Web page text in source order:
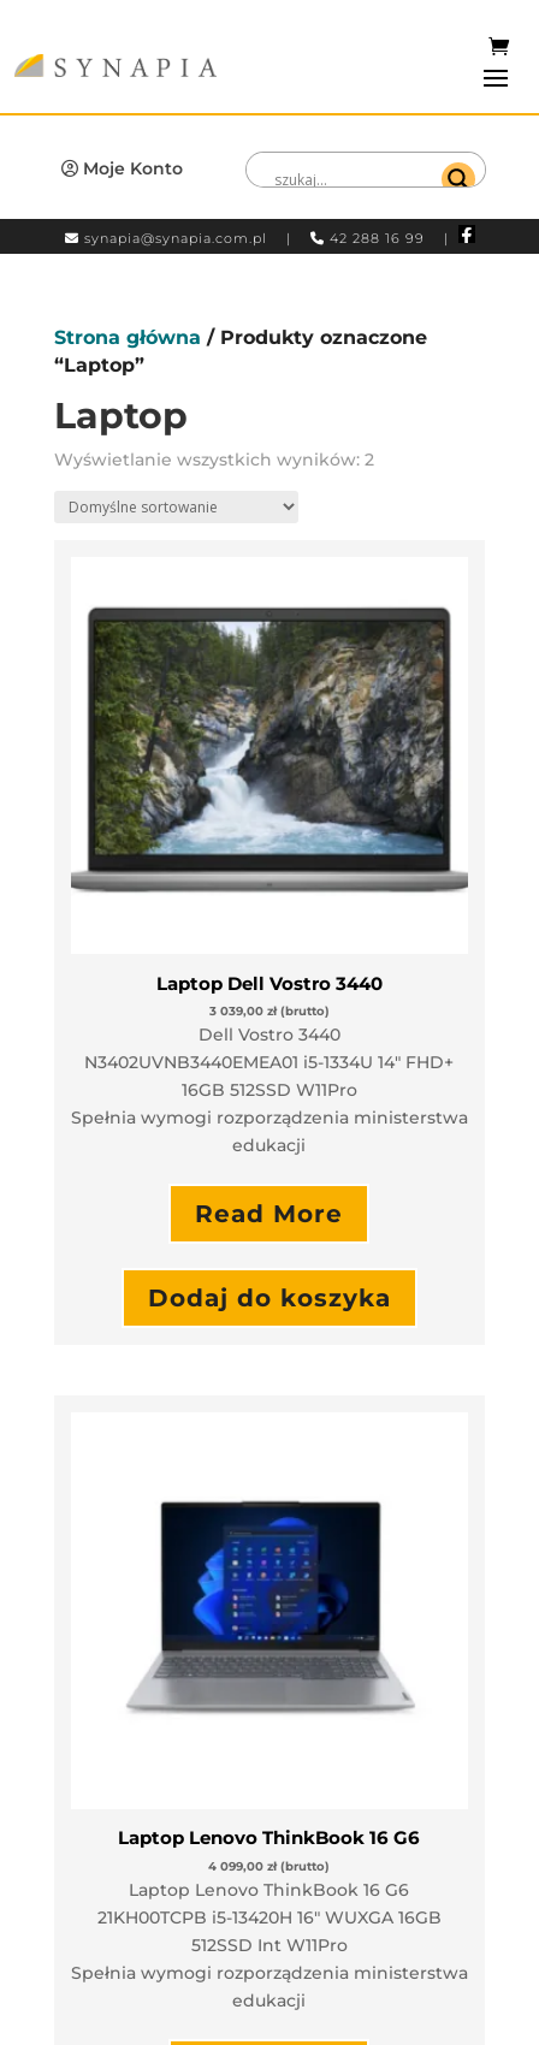
Moje Konto
synapia@synapia.com.pl | 42 288 16 99 |
Strona główna / Produkty oznaczone
“Laptop”
Laptop
Wyświetlanie wszystkich wyników: 2
Laptop Dell Vostro 3440
3 039,00 zł (brutto)
Dell Vostro 3440
N3402UVNB3440EMEA01 i5-1334U 14″ FHD+
16GB 512SSD W11Pro
Spełnia wymogi rozporządzenia ministerstwa
edukacji
Read More
Dodaj do koszyka
Laptop Lenovo ThinkBook 16 G6
4 099,00zł (brutto)
Laptop Lenovo ThinkBook 16 G6
21KH00TCPB i5-13420H 16″ WUXGA 16GB
512SSD Int W11Pro
Spełnia wymogi rozporządzenia ministerstwa
edukacji